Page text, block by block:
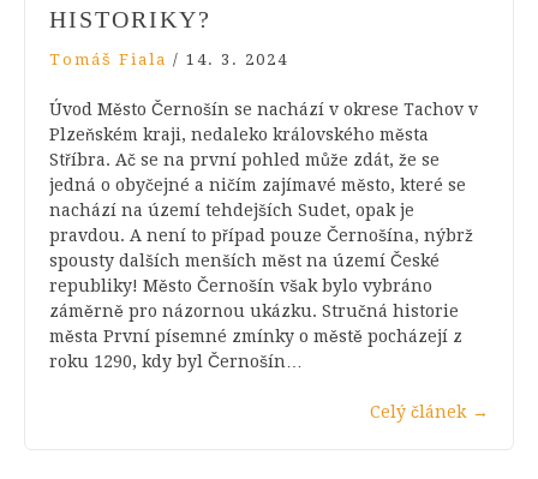
HISTORIKY?
Tomáš Fiala / 14. 3. 2024
Úvod Město Černošín se nachází v okrese Tachov v
Plzeňském kraji, nedaleko královského města
Stříbra. Ač se na první pohled může zdát, že se
jedná o obyčejné a ničím zajímavé město, které se
nachází na území tehdejších Sudet, opak je
pravdou. A není to případ pouze Černošína, nýbrž
spousty dalších menších měst na území České
republiky! Město Černošín však bylo vybráno
záměrně pro názornou ukázku. Stručná historie
města První písemné zmínky o městě pocházejí z
roku 1290, kdy byl Černošín…
Celý článek →